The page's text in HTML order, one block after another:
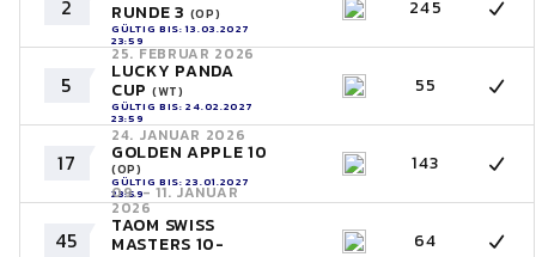
2 RUNDE 3 (OP)
GÜLTIG BIS: 13.03.2027
23:59
245
5
25. FEBRUAR 2026
LUCKY PANDA
CUP (WT)
GÜLTIG BIS: 24.02.2027
23:59
55
17
24. JANUAR 2026
GOLDEN APPLE 10
(OP)
GÜLTIG BIS: 23.01.2027
23:59
143
45
09. - 11. JANUAR
2026
TAOM SWISS
MASTERS 10- 64